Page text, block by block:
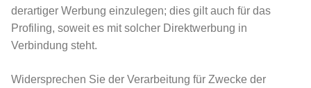
derartiger Werbung einzulegen; dies gilt auch für das
Profiling, soweit es mit solcher Direktwerbung in
Verbindung steht.
Widersprechen Sie der Verarbeitung für Zwecke der